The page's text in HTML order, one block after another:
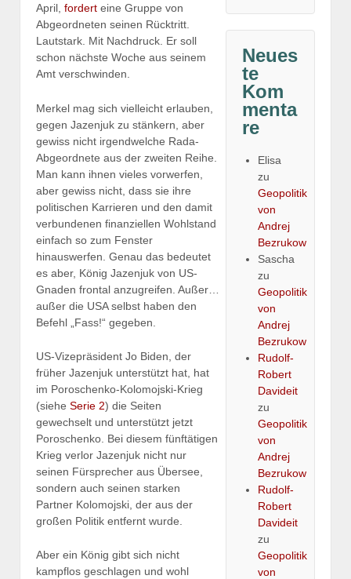
April, fordert eine Gruppe von
Abgeordneten seinen Rücktritt.
Lautstark. Mit Nachdruck. Er soll
schon nächste Woche aus seinem
Amt verschwinden.
Merkel mag sich vielleicht erlauben,
gegen Jazenjuk zu stänkern, aber
gewiss nicht irgendwelche Rada-
Abgeordnete aus der zweiten Reihe.
Man kann ihnen vieles vorwerfen,
aber gewiss nicht, dass sie ihre
politischen Karrieren und den damit
verbundenen finanziellen Wohlstand
einfach so zum Fenster
hinauswerfen. Genau das bedeutet
es aber, König Jazenjuk von US-
Gnaden frontal anzugreifen. Außer…
außer die USA selbst haben den
Befehl „Fass!“ gegeben.
US-Vizepräsident Jo Biden, der
früher Jazenjuk unterstützt hat, hat
im Poroschenko-Kolomojski-Krieg
(siehe Serie 2) die Seiten
gewechselt und unterstützt jetzt
Poroschenko. Bei diesem fünftätigen
Krieg verlor Jazenjuk nicht nur
seinen Fürsprecher aus Übersee,
sondern auch seinen starken
Partner Kolomojski, der aus der
großen Politik entfernt wurde.
Aber ein König gibt sich nicht
kampflos geschlagen und wohl
Neues
te
Kom
menta
re
Elisa
zu
Geopolitik
von
Andrej
Bezrukow
Sascha
zu
Geopolitik
von
Andrej
Bezrukow
Rudolf-
Robert
Davideit
zu
Geopolitik
von
Andrej
Bezrukow
Rudolf-
Robert
Davideit
zu
Geopolitik
von